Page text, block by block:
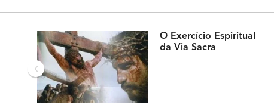
O Exercício Espiritual
da Via Sacra
‹